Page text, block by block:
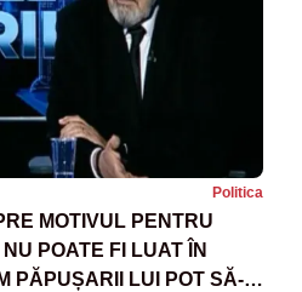
Politica
MOTIVUL PENTRU
POATE FI LUAT ÎN
PĂPUȘARII LUI POT SĂ-L